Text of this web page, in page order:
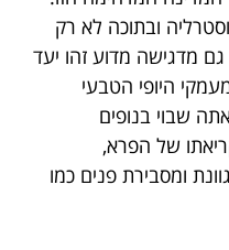
ובתוכה לא רק
מדגישה מדוע זהו יעד
היופי הטבעי
שבוי בנופים
של הפרא,
ומסבירת פנים כמו